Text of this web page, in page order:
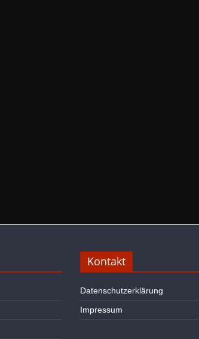
Kontakt
Datenschutzerklärung
Impressum